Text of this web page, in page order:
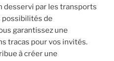
desservi par les transports
de
garantissez une
tracas pour vos invités.
à créer une